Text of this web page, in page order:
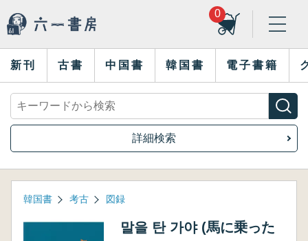
0
新刊 古書 中国書 韓国書 電子書籍
詳細検索
韓国書 考古 図録
말을 탄 가야 (馬に乗った